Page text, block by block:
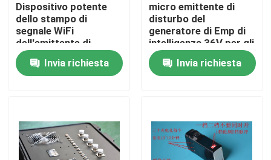
Casa
Prodotti
Chi siamo
Dispositivo potente
dello stampo di
segnale WiFi
dell'emittente di
disturbo 50W 2.4GHz
5.8GHz del segnale
radio
Invia richiesta
micro emittente di
disturbo del
generatore di Emp di
intelligenza 36V per gli
slot machine delle
rouletteInvia richiesta